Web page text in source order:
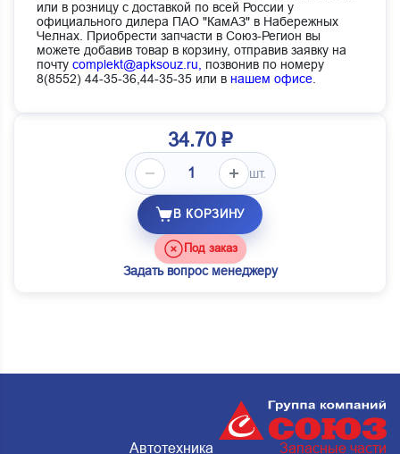
или в розницу с доставкой по всей России у
официального дилера ПАО "КамАЗ" в Набережных
Челнах. Приобрести запчасти в Союз-Регион вы
можете добавив товар в корзину, отправив заявку на
почту complekt@apksouz.ru,
позвонив по номеру
8(8552) 44-35-36,44-35-35 или в нашем офисе
34.70 ₽
шт.
В КОРЗИНУ
Под заказ
Задать вопрос менеджеру
Автотехника Запасные части